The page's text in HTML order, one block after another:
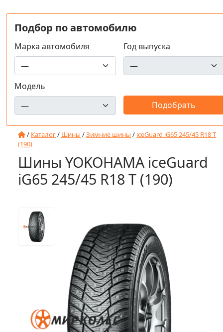
Подбор по автомобилю
Марка автомобиля Год выпуска
Модель
/ Каталог/ Шины /Зимние шины / iceGuard iG65 245/45 R18 T
(190)
Шины YOKOHAMA iceGuard
iG65 245/45 R18 T (190)